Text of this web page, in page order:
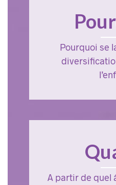
Pourquoi se
A partir de quel